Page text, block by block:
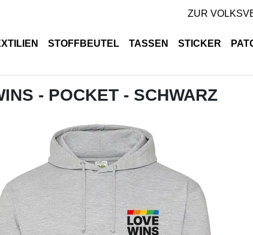
ZUR
STOFFBEUTEL TASSEN STICKER
- POCKET - SCHWARZ